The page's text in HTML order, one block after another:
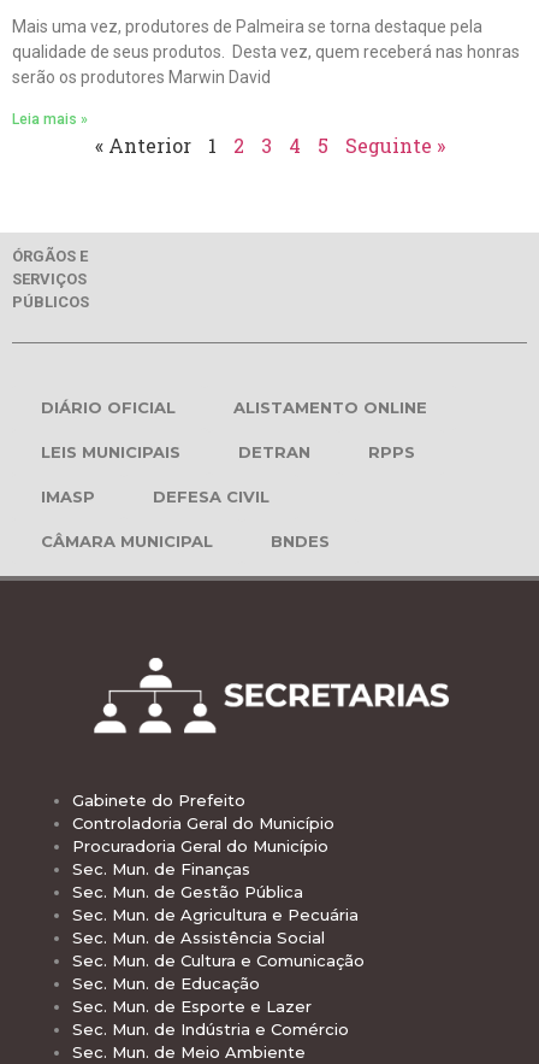
Mais uma vez, produtores de Palmeira se torna destaque pela
qualidade de seus produtos. Desta vez, quem receberá nas honras
serão os produtores Marwin David
Leia mais »
« Anterior 1 2 3 4 5 Seguinte »
ÓRGÃOS E
SERVIÇOS
PÚBLICOS
DIÁRIO OFICIAL ALISTAMENTO ONLINE
LEIS MUNICIPAIS DETRAN RPPS
IMASP DEFESA CIVIL
CÂMARA MUNICIPAL BNDES
Gabinete do Prefeito
Controladoria Geral do Município
Procuradoria Geral do Município
Sec. Mun. de Finanças
Sec. Mun. de Gestão Pública
Sec. Mun. de Agricultura e Pecuária
Sec. Mun. de Assistência Social
Sec. Mun. de Cultura e Comunicação
Sec. Mun. de Educação
Sec. Mun. de Esporte e Lazer
Sec. Mun. de Indústria e Comércio
Sec. Mun. de Meio Ambiente